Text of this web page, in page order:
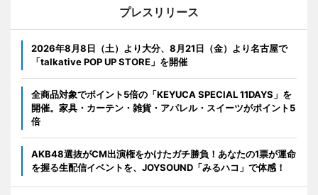
プレスリリース
2026年8月8日（土）より大分、8月21日（金）より名古屋で
「talkative POP UP STORE」を開催
全商品対象でポイント5倍の「KEYUCA SPECIAL 11DAYS」を
開催。家具・カーテン・雑貨・アパレル・スイーツがポイント5
倍
AKB48選抜がCM出演権をかけたガチ勝負！あなたの1票が運命
を握る生配信イベントを、JOYSOUND「みるハコ」で体感！